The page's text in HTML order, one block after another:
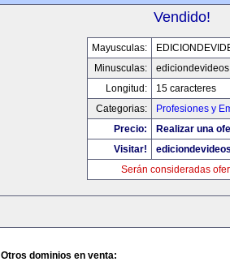
Vendido!
Mayusculas:
Minusculas:
Longitud:
15 caracteres
Categorias:
Profesiones y
Precio:
Realizar una
Visitar!
Serán consideradas
Otros dominios en venta: